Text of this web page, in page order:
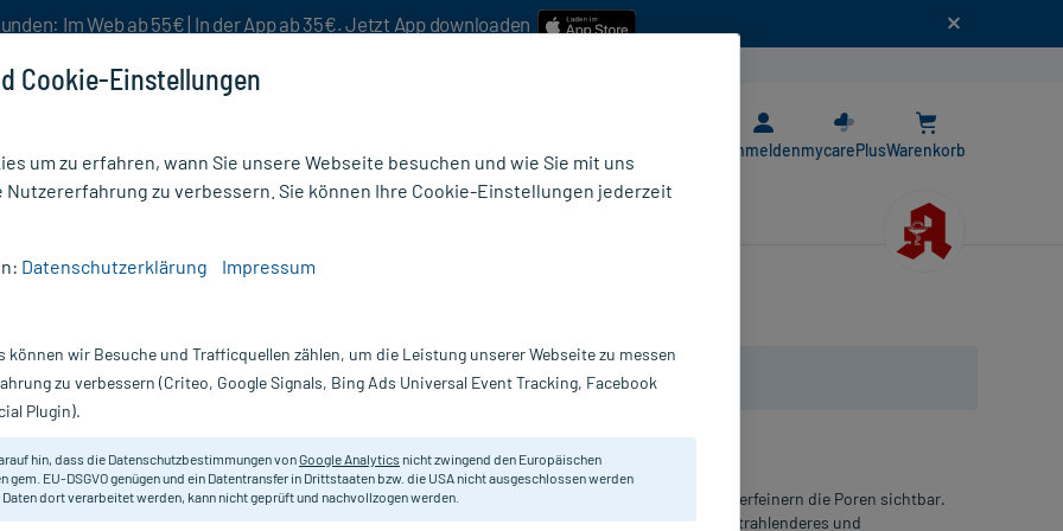
Im Web ab 55€ | In der App ab 35€. Jetzt App downloaden
AnmeldenmycarePlusWarenkorb
Nur für kurze Zeit:Gratis-Versand* ab 19€ Mindestbestellwert!
30 ml Weleda
Die Serum Drops mit Vitamin C, E und fermentierter Cranberry verfeinern die Poren sichtbar.
Sie korrigieren Hautunebenheiten und sorgen für ein reineres, strahlenderes und
Cookie-Einstellungen
um zu erfahren, wann Sie unsere Webseite besuchen und wie Sie mit uns
Nutzererfahrung zu verbessern. Sie können Ihre Cookie-Einstellungen jederzeit
Datenschutzerklärung Impressum
können wir Besuche und Trafficquellen zählen, um die Leistung unserer Webseite zu messen
zu verbessern (Criteo, Google Signals, Bing Ads Universal Event Tracking, Facebook
Plugin).
hin, dass die Datenschutzbestimmungen vonGoogle Analytics nicht zwingend den Europäischen
gem. EU-DSGVO genügen und ein Datentransfer in Drittstaaten bzw. die USA nicht ausgeschlossen werden
Daten dort verarbeitet werden, kann nicht geprüft und nachvollzogen werden.